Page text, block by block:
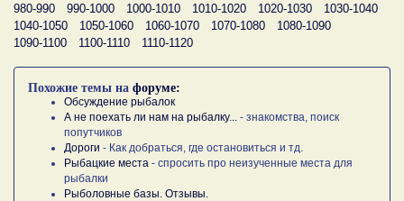
980-990
990-1000 1000-1010 1010-1020 1020-1030
1030-1040
1040-1050
1050-1060 1060-1070 1070-1080
1080-1090
1090-1100
1100-1110 1110-1120
Похожие темы на форуме:
Обсуждение рыбалок
А не поехать ли нам на рыбалку...
- знакомства, поиск
попутчиков
Дороги - Как добраться, где остановиться и тд.
Рыбацкие места - спросить про неизученные места для
рыбалки
Рыболовные базы. Отзывы.